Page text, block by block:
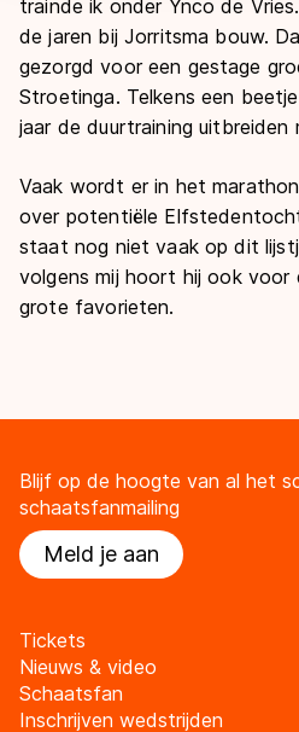
trainde ik onder Ynco de
de jaren bij Jorritsma bouw.
gezorgd voor een gestage
Stroetinga. Telkens een
jaar de duurtraining uitbreiden
Vaak wordt er in het
over potentiële
staat nog niet vaak op dit
volgens mij hoort hij ook voor
grote favorieten.
Blijf op de hoogte van al het
schaatsfanmailing
Meld je aan
Tickets
Nieuws & video
Schaatsfan
Inschrijven wedstrijden